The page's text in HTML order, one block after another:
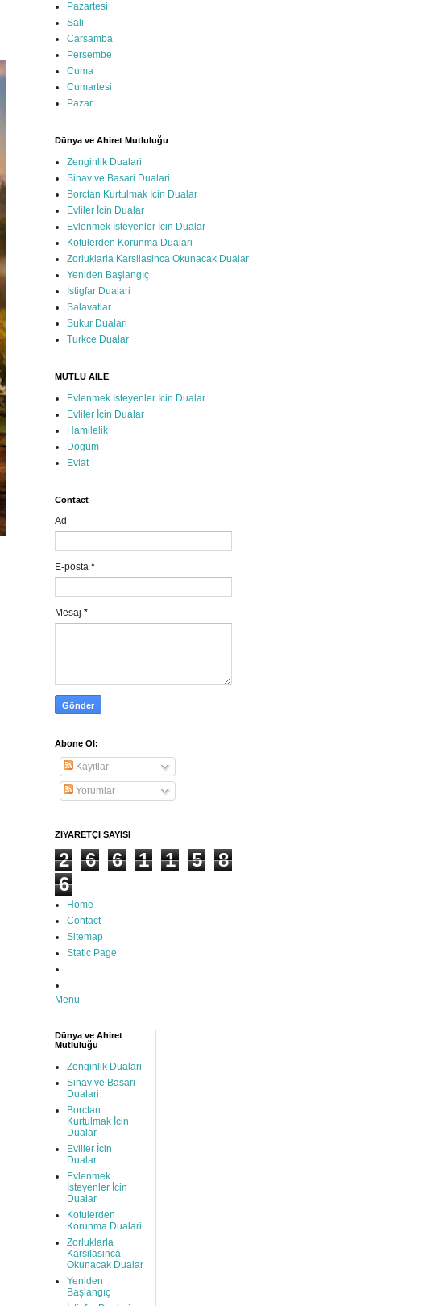
Pazartesi
Sali
Carsamba
Persembe
Cuma
Cumartesi
Pazar
Dünya ve Ahiret Mutluluğu
Zenginlik Dualari
Sinav ve Basari Dualari
Borctan Kurtulmak İcin Dualar
Evliler İcin Dualar
Evlenmek İsteyenler İcin Dualar
Kotulerden Korunma Dualari
Zorluklarla Karsilasinca Okunacak Dualar
Yeniden Başlangıç
İstigfar Dualari
Salavatlar
Sukur Dualari
Turkce Dualar
MUTLU AİLE
Evlenmek İsteyenler İcin Dualar
Evliler İcin Dualar
Hamilelik
Dogum
Evlat
Contact
Ad
E-posta *
Mesaj *
Abone Ol:
Kayıtlar
Yorumlar
ZİYARETÇİ SAYISI
2 6 6 1 1 5
8
6
Home
Contact
Sitemap
Static Page
Menu
Dünya ve Ahiret
Mutluluğu
Zenginlik Dualari
Sinav ve Basari
Dualari
Borctan
Kurtulmak İcin
Dualar
Evliler İcin
Dualar
Evlenmek
İsteyenler İcin
Dualar
Kotulerden
Korunma Dualari
Zorluklarla
Karsilasinca
Okunacak Dualar
Yeniden
Başlangıç